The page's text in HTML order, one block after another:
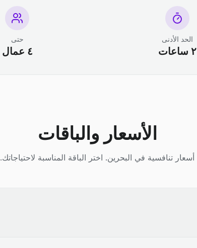
الحد الأدنى
٢ ساعات
حتى
٤ عمال
الأسعار والباقات
أسعار تنافسية في البحرين. اختر الباقة المناسبة لاحتياجاتك.